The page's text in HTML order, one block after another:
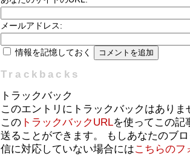
メールアドレス:
情報を記憶しておく
Trackbacks
トラックバック
このエントリにトラックバックはありま
この トラックバックURLを使ってこの記
送ることができます。 もしあなたのブ
信に対応していない場合にはこちらのフ